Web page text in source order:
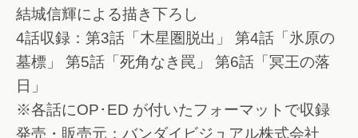
結城信輝による描き下ろし
4話収録：第3話「木星圏脱出」 第4話「氷原の
墓標」 第5話「死角なき罠」 第6話「冥王の落
日」
※各話にOP･ED が付いたフォーマットで収録
発売・販売元：バンダイビジュアル株式会社